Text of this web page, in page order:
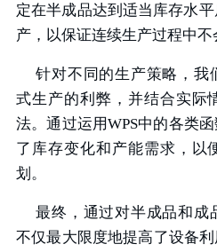
定在半成品达到适当库存水
产，以保证连续生产过程中不
针对不同的生产策略，我
式生产的利弊，并结合实际
法。通过运用WPS中的各类
了库存变化和产能需求，以
划。
最终，通过对半成品和成
不仅最大限度地提高了设备